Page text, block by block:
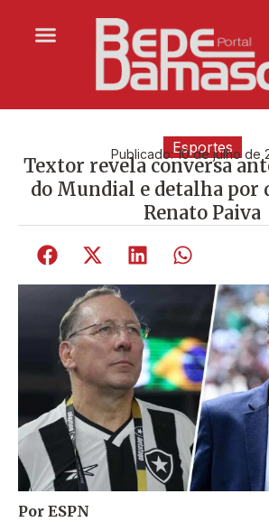
Esportes
Publicado:10 de julho de
Textor revela conversa
do Mundial e detalha por
Renato Paiva
Por